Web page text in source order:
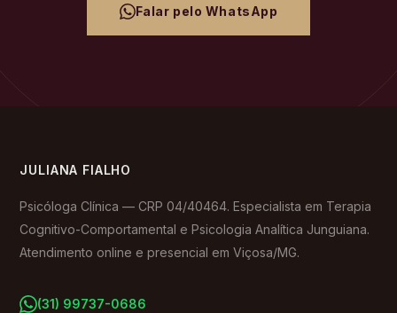
Falar pelo WhatsApp
JULIANA FIALHO
Psicóloga Clínica — CRP 04/40464. Especialista em Terapia
Cognitivo-Comportamental e Psicologia Analítica Junguiana.
Atendimento online e presencial em Viçosa/MG.
(31) 99737-0686